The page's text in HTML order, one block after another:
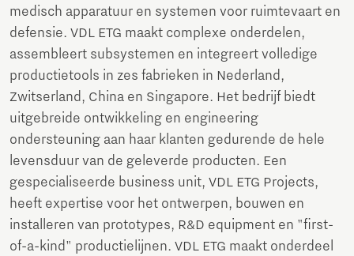
medisch apparatuur en systemen voor ruimtevaart en
defensie. VDL ETG maakt complexe onderdelen,
assembleert subsystemen en integreert volledige
productietools in zes fabrieken in Nederland,
Zwitserland, China en Singapore. Het bedrijf biedt
uitgebreide ontwikkeling en engineering
ondersteuning aan haar klanten gedurende de hele
levensduur van de geleverde producten. Een
gespecialiseerde business unit, VDL ETG Projects,
heeft expertise voor het ontwerpen, bouwen en
installeren van prototypes, R&D equipment en "first-
of-a-kind" productielijnen. VDL ETG maakt onderdeel